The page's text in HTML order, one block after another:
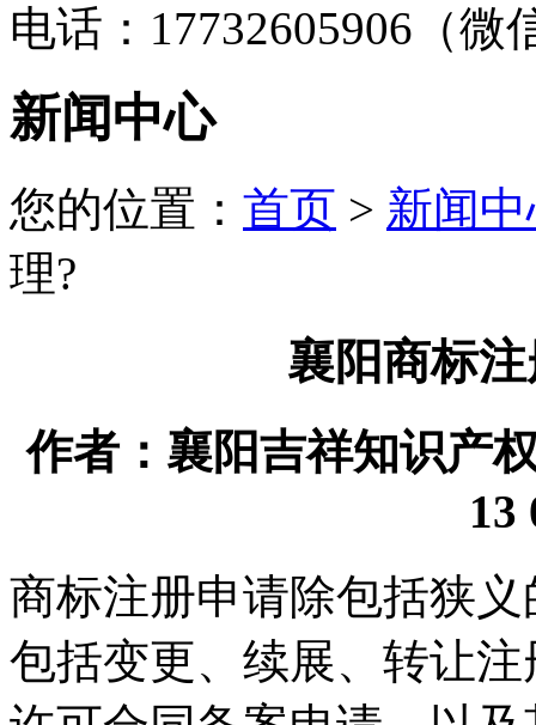
电话：17732605906（微
新闻中心
您的位置： 首页 > 新闻
理?
襄阳商标
作者：襄阳吉祥知识产
13
商标注册申请除包括狭
包括变更、续展、转让